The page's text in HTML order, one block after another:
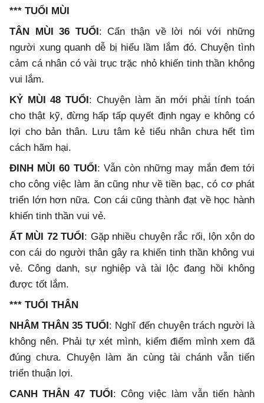
*** TUỔI MÙI
TÂN MÙI 36 TUỔI: Cẩn thận về lời nói với những
người xung quanh dễ bị hiểu lầm lắm đó. Chuyện tình
cảm cá nhân có vài trục trặc nhỏ khiến tinh thần không
vui lắm.
KỶ MÙI 48 TUỔI: Chuyện làm ăn mới phải tính toán
cho thật kỹ, đừng hấp tấp quyết định ngay e không có
lợi cho bản thân. Lưu tâm kẻ tiểu nhân chưa hết tìm
cách hãm hại.
ĐINH MÙI 60 TUỔI: Vẫn còn những may mắn đem tới
cho công việc làm ăn cũng như về tiền bạc, có cơ phát
triển lớn hơn nữa. Con cái cũng thành đạt về học hành
khiến tinh thần vui vẻ.
ẤT MÙI 72 TUỔI: Gặp nhiều chuyện rắc rối, lộn xộn do
con cái do người thân gây ra khiến tinh thần không vui
vẻ. Công danh, sự nghiệp và tài lộc đang hồi không
được tốt lắm.
*** TUỔI THÂN
NHÂM THÂN 35 TUỔI: Nghĩ đến chuyện trách người là
không nên. Phải tự xét mình, kiểm điểm mình xem đã
đúng chưa. Chuyện làm ăn cùng tài chánh vẫn tiến
triển thuận lợi.
CANH THÂN 47 TUỔI: Công việc làm vẫn tiến hành